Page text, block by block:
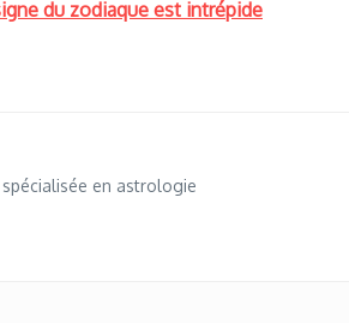
du zodiaque est intrépide
en astrologie